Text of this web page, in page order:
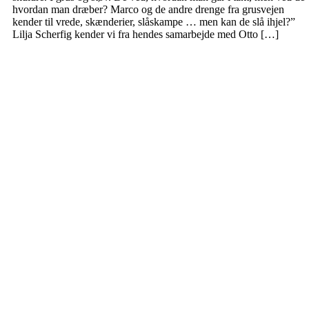
hvordan man dræber? Marco og de andre drenge fra grusvejen
kender til vrede, skænderier, slåskampe … men kan de slå ihjel?”
Lilja Scherfig kender vi fra hendes samarbejde med Otto […]